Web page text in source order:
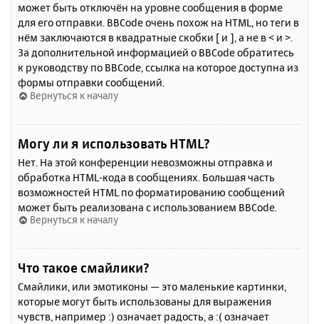
может быть отключён на уровне сообщения в форме
для его отправки. BBCode очень похож на HTML, но теги в
нём заключаются в квадратные скобки [ и ], а не в < и >.
За дополнительной информацией о BBCode обратитесь
к руководству по BBCode, ссылка на которое доступна из
формы отправки сообщений.
Вернуться к началу
Могу ли я использовать HTML?
Нет. На этой конференции невозможны отправка и
обработка HTML-кода в сообщениях. Большая часть
возможностей HTML по форматированию сообщений
может быть реализована с использованием BBCode.
Вернуться к началу
Что такое смайлики?
Смайлики, или эмотиконы — это маленькие картинки,
которые могут быть использованы для выражения
чувств, например :) означает радость, а :( означает